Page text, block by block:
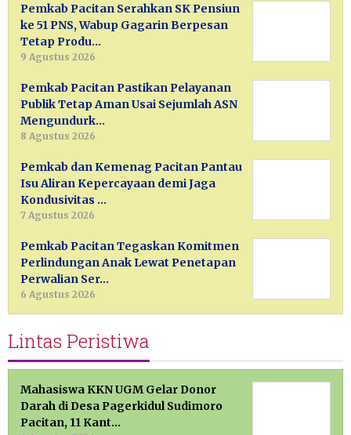
Pemkab Pacitan Serahkan SK Pensiun
ke 51 PNS, Wabup Gagarin Berpesan
Tetap Produ…
9 Agustus 2026
Pemkab Pacitan Pastikan Pelayanan
Publik Tetap Aman Usai Sejumlah ASN
Mengundurk…
8 Agustus 2026
Pemkab dan Kemenag Pacitan Pantau
Isu Aliran Kepercayaan demi Jaga
Kondusivitas …
7 Agustus 2026
Pemkab Pacitan Tegaskan Komitmen
Perlindungan Anak Lewat Penetapan
Perwalian Ser…
6 Agustus 2026
Lintas Peristiwa
Mahasiswa KKN UGM Gelar Donor
Darah di Desa Pagerkidul Sudimoro
Pacitan, 11 Kant…